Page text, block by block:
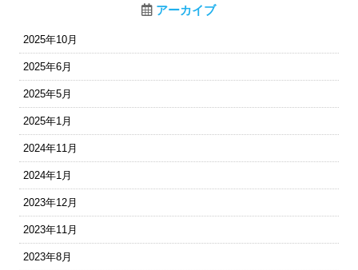
アーカイブ
2025年10月
2025年6月
2025年5月
2025年1月
2024年11月
2024年1月
2023年12月
2023年11月
2023年8月